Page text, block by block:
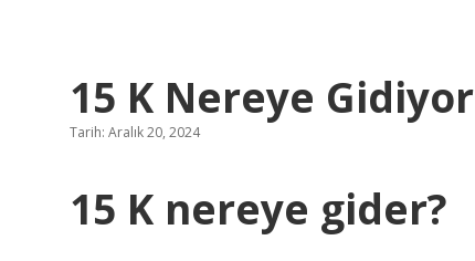
15 K Nereye Gidiyor
Tarih: Aralık 20, 2024
15 K nereye gider?